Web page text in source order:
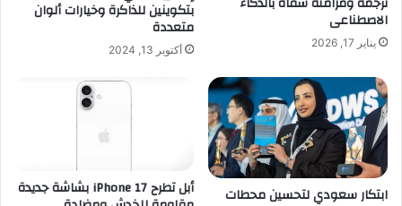
الاصطناعى
يناير 17, 2026
بتكوينين للذاكرة وخيارات ألوان
متعددة
أكتوبر 13, 2024
ابتكار سعودي لتحسين محطات أبل تطرح iPhone 17 بشاشة جديدة